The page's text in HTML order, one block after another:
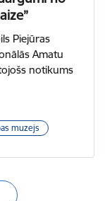
Piejūras
Amatu
notikums
muzejs